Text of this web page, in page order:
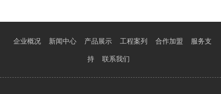
企业概况 新闻中心 产品展示 工程案列 合作加盟
服务支
持
联系我们